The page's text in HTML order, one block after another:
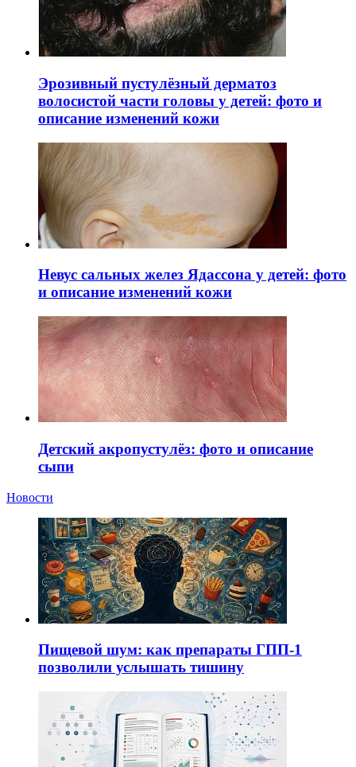
Эрозивный пустулёзный дерматоз
волосистой части головы у детей: фото и
описание изменений кожи
Невус сальных желез Ядассона у детей: фото
и описание изменений кожи
Детский акропустулёз: фото и описание
сыпи
Новости
Пищевой шум: как препараты ГПП-1
позволили услышать тишину